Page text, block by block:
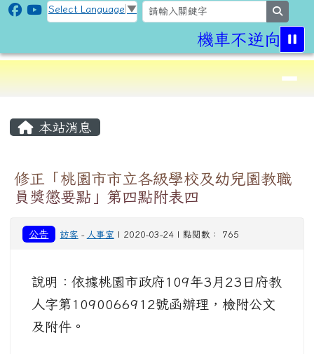
跳至主內容區
CLPS Site
Select Language ▼
機車不逆向,行
⏸
導覽列
本站消息
修正「桃園市市立各級學校及幼兒園教職
員獎懲要點」第四點附表四
公告 訪客 - 人事室 | 2020-03-24 | 點閱數： 765
說明：依據桃園市政府109年3月23日府教
人字第1090066912號函辦理，檢附公文
及附件。